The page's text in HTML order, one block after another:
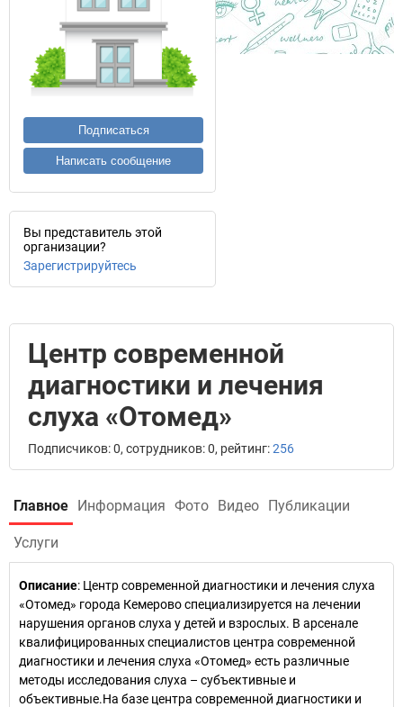
Подписаться
Написать сообщение
Вы представитель этой
организации?
Зарегистрируйтесь
Центр современной
диагностики и лечения
слуха «Отомед»
Подписчиков: 0, сотрудников: 0, рейтинг:256
Главное Информация Фото Видео Публикации
Услуги
Описание: Центр современной диагностики и лечения слуха
«Отомед» города Кемерово специализируется на лечении
нарушения органов слуха у детей и взрослых. В арсенале
квалифицированных специалистов центра современной
диагностики и лечения слуха «Отомед» есть различные
методы исследования слуха – субъективные и
объективные.На базе центра современной диагностики и